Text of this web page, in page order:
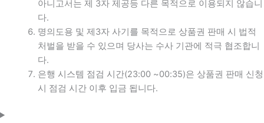
아니고서는 제 3자 제공등 다른 목적으로 이용되지 않습니
다.
명의도용 및 제3자 사기를 목적으로 상품권 판매 시 법적
처벌을 받을 수 있으며 당사는 수사 기관에 적극 협조합니
다.
은행 시스템 점검 시간(23:00 ~00:35)은 상품권 판매 신청
시 점검 시간 이후 입금 됩니다.